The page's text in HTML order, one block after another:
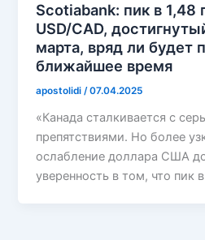
Scotiabank: пик в 1,48
USD/CAD,
марта, вряд ли будет
ближайшее время
apostolidi/07.04.2025
«Канада сталкивается с
препятствиями. Но более
ослабление доллара США
уверенность в том, что пик в